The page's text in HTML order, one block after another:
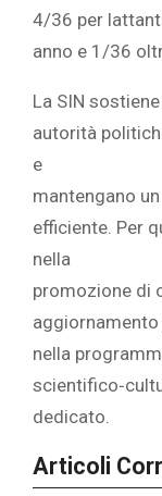
4/36 per
anno e 1/36
La SIN
autorità
e
mantengano
efficiente. Per
nella
promozione di
aggiornamento
nella
dedicato.
Articoli